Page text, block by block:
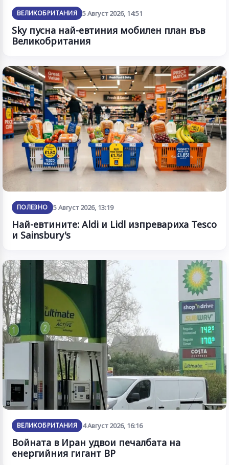
ВЕЛИКОБРИТАНИЯ 5 Август 2026, 14:51
Sky пусна най-евтиния мобилен план във
Великобритания
ПОЛЕЗНО 5 Август 2026, 13:19
Най-евтините: Aldi и Lidl изпревариха Tesco
и Sainsbury's
ВЕЛИКОБРИТАНИЯ 4 Август 2026, 16:16
Войната в Иран удвои печалбата на
енергийния гигант BP